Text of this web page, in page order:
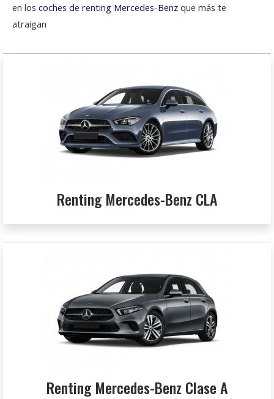
en los coches de renting Mercedes-Benz que más te
atraigan
Renting Mercedes-Benz CLA
Renting Mercedes-Benz Clase A